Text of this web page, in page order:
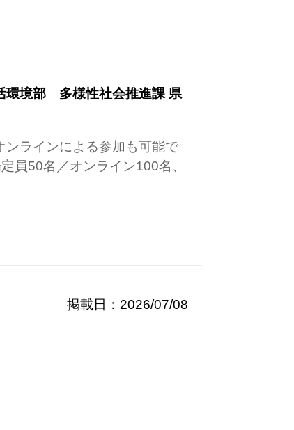
環境部 多様性社会推進課 県
ラインによる参加も可能で
50名／オンライン100名、
掲載日：2026/07/08